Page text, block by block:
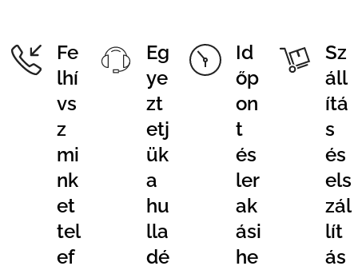
Fe
lhí
vs
z
mi
nk
et
tel
ef
Eg
ye
zt
etj
ük
a
hu
lla
dé
Id
őp
on
t
és
ler
ak
ási
he
Sz
áll
ítá
s
és
els
zál
lít
ás